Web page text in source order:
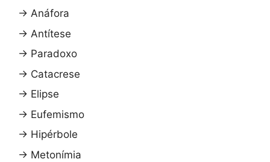
→ Anáfora
→ Antítese
→ Paradoxo
→ Catacrese
→ Elipse
→ Eufemismo
→ Hipérbole
→ Metonímia